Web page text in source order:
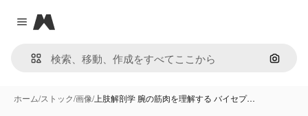
Close menu
Magnific
画像で
ホーム/ストック/画像/上肢解剖学 腕の筋肉を理解する バイセプ…